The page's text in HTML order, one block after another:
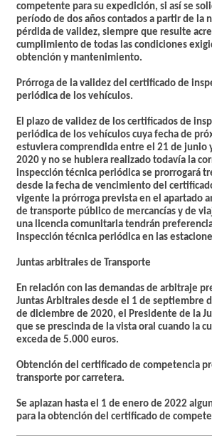
competente para su expedición, si así se
período de dos años contados a partir de la
pérdida de validez, siempre que resulte
cumplimiento de todas las condiciones
obtención y mantenimiento.
Prórroga de la validez del certificado de
periódica de los vehículos.
El plazo de validez de los certificados de
periódica de los vehículos cuya fecha de
estuviera comprendida entre el 21 de junio
2020 y no se hubiera realizado todavía la
inspección técnica periódica se prorrogará
desde la fecha de vencimiento del
vigente la prórroga prevista en el apartado
de transporte público de mercancías y de
una licencia comunitaria tendrán
inspección técnica periódica en las
Juntas arbitrales de Transporte
En relación con las demandas de arbitraje
Juntas Arbitrales desde el 1 de septiembre
de diciembre de 2020, el Presidente de la
que se prescinda de la vista oral cuando la
exceda de 5.000 euros.
Obtención del certificado de competencia
transporte por carretera.
Se aplazan hasta el 1 de enero de 2022
para la obtención del certificado de